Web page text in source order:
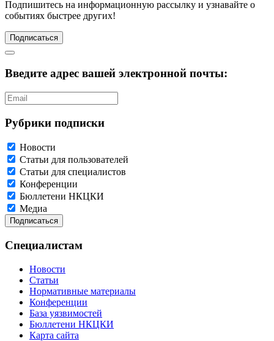
Подпишитесь на информационную рассылку и узнавайте о
событиях быстрее других!
Подписаться
Введите адрес вашей электронной почты:
Рубрики подписки
Новости
Статьи для пользователей
Статьи для специалистов
Конференции
Бюллетени НКЦКИ
Медиа
Специалистам
Новости
Статьи
Нормативные материалы
Конференции
База уязвимостей
Бюллетени НКЦКИ
Карта сайта